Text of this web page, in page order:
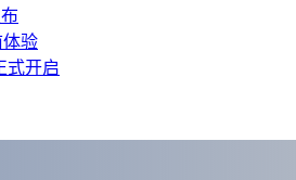
验
式开启